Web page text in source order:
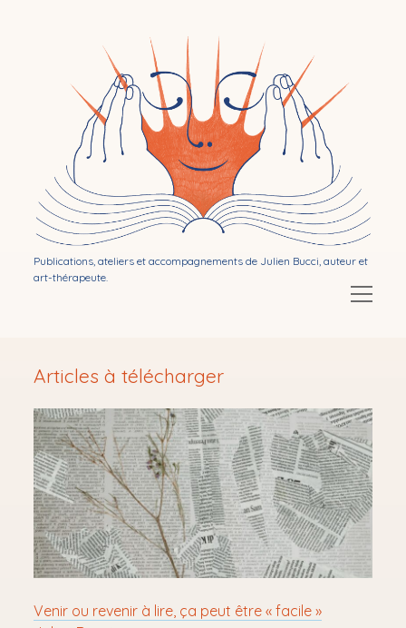
Bibliothérapie
Publications, ateliers et accompagnements de Julien Bucci, auteur et
art-thérapeute.
Ouvrir
le
menu
Publications
Ouvrir
Performances
Ouvrir
le
menu
Ateliers & résidences
Ouvrir
le
menu
Bibliothérapie
Ouvrir
le
menu
Mon audioblog
✉ Newsletter
Contact
podcast
Articles à télécharger
Venir ou revenir à lire, ça peut être « facile »